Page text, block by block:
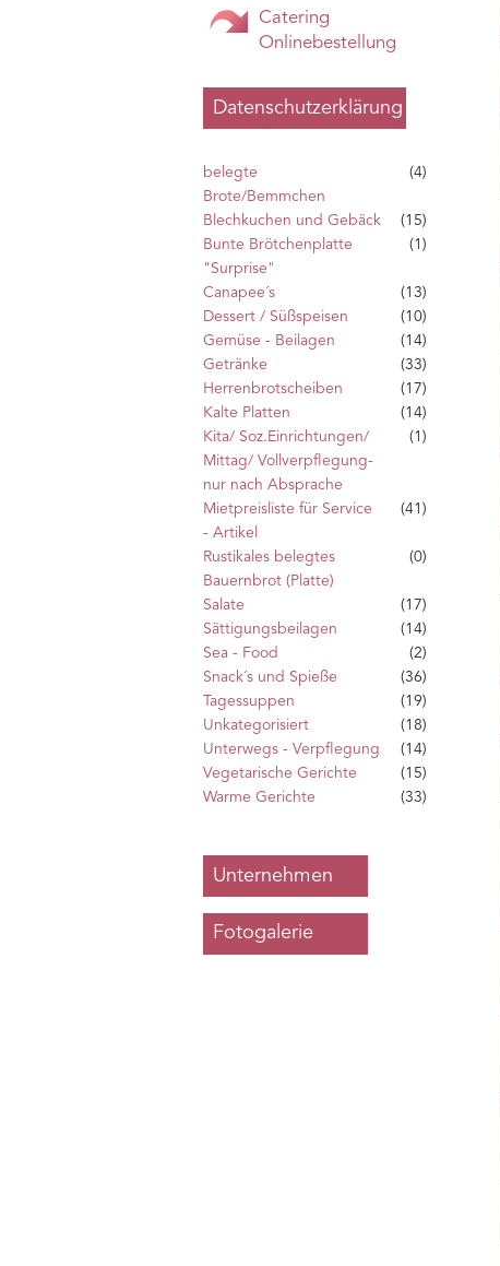
Catering
Onlinebestellung
Datenschutzerklärung
belegte
Brote/Bemmchen
(4)
Blechkuchen und Gebäck
(15)
Bunte Brötchenplatte
"Surprise"
(1)
Canapee´s
(13)
Dessert / Süßspeisen
(10)
Gemüse - Beilagen
(14)
Getränke
(33)
Herrenbrotscheiben
(17)
Kalte Platten
(14)
Kita/ Soz.Einrichtungen/
Mittag/ Vollverpflegung-
nur nach Absprache
(1)
Mietpreisliste für Service
- Artikel
(41)
Rustikales belegtes
Bauernbrot (Platte)
(0)
Salate
(17)
Sättigungsbeilagen
(14)
Sea - Food
(2)
Snack´s und Spieße
(36)
Tagessuppen
(19)
Unkategorisiert
(18)
Unterwegs - Verpflegung
(14)
Vegetarische Gerichte
(15)
Warme Gerichte
(33)
Unternehmen
Fotogalerie